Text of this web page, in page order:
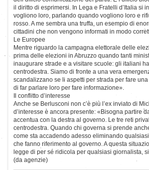
il diritto di esprimersi. In Lega e Fratelli d’Italia si
vogliono loro, parlando quando vogliono loro e
rosso. A me sembra una truffa, un esempio di
cittadini che non vengono informati in modo
Le Europee
Mentre riguardo la campagna elettorale delle
prima delle elezioni in Abruzzo quando tanti
inaugurare strade e a visitare scuole: gli italiani
centrodestra. Siamo di fronte a una vera
scandalizzano se li aspetti per strada per fare
di far parlare loro per fare informazione».
Il conflitto d’interesse
Anche se Berlusconi non c’è più l’ex inviato di
d’interesse è ancora presente: «Bisogna partire
accentua con la destra al governo. Le tre reti
centrodestra. Quando chi governa si prende
come sta accadendo adesso eliminando
che fanno riferimento al governo. A questa
legge di per sé ridicola per qualsiasi giornalista,
(da agenzie)